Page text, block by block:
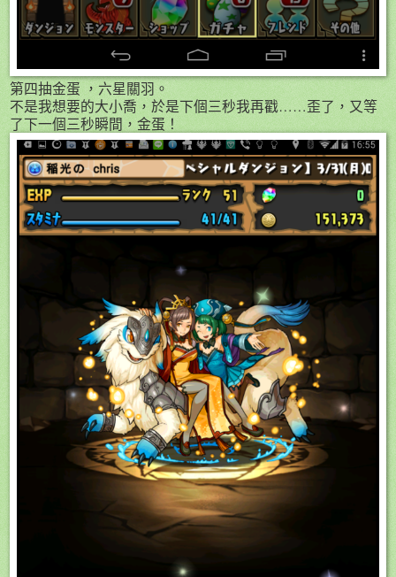
第四抽金蛋 ，六星關羽。
不是我想要的大小喬，於是下個三秒我再戳……歪了，又等
了下一個三秒瞬間，金蛋！